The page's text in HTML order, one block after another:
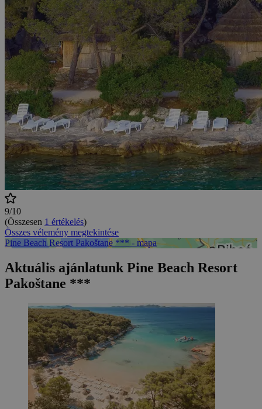
9/10
(Összesen 1 értékelés)
Összes vélemény megtekintése
Pine Beach Resort Pakoštane *** - mapa
Aktuális ajánlatunk Pine Beach Resort
Pakoštane ***